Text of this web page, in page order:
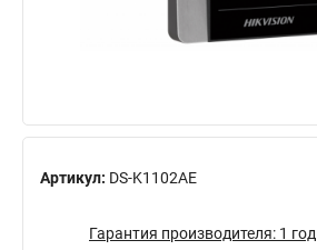
Артикул: DS-K1102AE
Гарантия производителя: 1 год